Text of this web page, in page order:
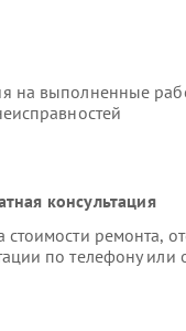
на выполненные
консультация
ремонта,
по телефону или